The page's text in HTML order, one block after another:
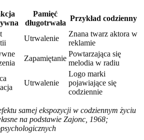
Pamięć
długotrwała
Przykład codzienny
Utrwalenie
Znana twarz aktora w
reklamie
Zapamiętanie
Powtarzająca się
melodia w radiu
Utrwalenie
Logo marki
pojawiające się
codziennie
samej ekspozycji w codziennym życiu
na podstawie Zajonc, 1968;